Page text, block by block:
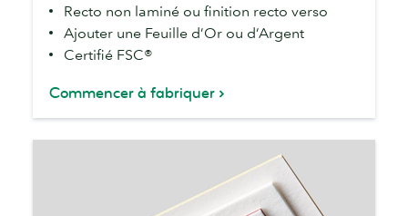
Recto non laminé ou finition recto verso
Ajouter une Feuille d’Or ou d’Argent
Certifié FSC®
Commencer à fabriquer